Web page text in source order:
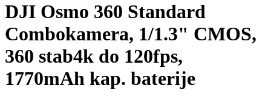
DJI Osmo 360 Standard
Combokamera, 1/1.3" CMOS,
360 stab4k do 120fps,
1770mAh kap. baterije